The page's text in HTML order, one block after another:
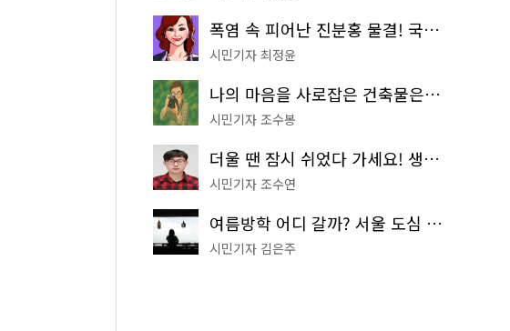
폭염 속 피어난 진분홍 물결! 국립중앙박물관 배롱나무 명소
시민기자 최정윤
나의 마음을 사로잡은 건축물은? '서울시 건축상' 수상작 공개!
시민기자 조수봉
더울 땐 잠시 쉬었다 가세요! 생수 냉장고부터 해피소·무더위쉼터까지
시민기자 조수연
여름방학 어디 갈까? 서울 도심 무료 실내 여행 코스 추천
시민기자 김은주